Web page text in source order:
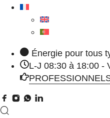
Énergie pour tous
L-J 08:30 à 18:00 -